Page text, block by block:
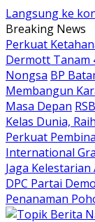
Langsung ke
Breaking News
Perkuat
Dermott Tanam
Nongsa BP
Membangun
Masa Depan
Kelas Dunia,
Perkuat
International
Jaga
DPC Partai
Penanaman